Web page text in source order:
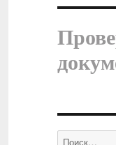
Искать: